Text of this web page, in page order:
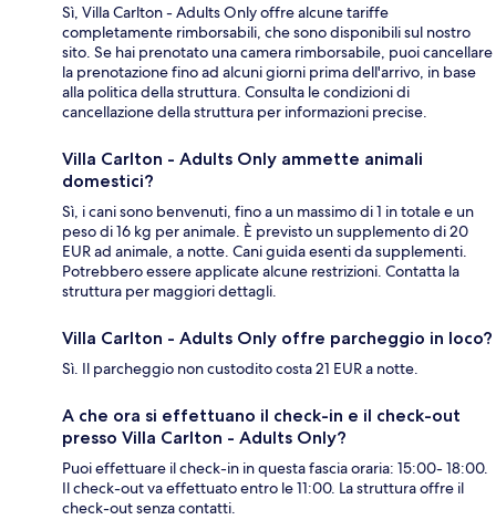
Sì, Villa Carlton - Adults Only offre alcune tariffe
completamente rimborsabili, che sono disponibili sul nostro
sito. Se hai prenotato una camera rimborsabile, puoi cancellare
la prenotazione fino ad alcuni giorni prima dell'arrivo, in base
alla politica della struttura. Consulta le condizioni di
cancellazione della struttura per informazioni precise.
Villa Carlton - Adults Only ammette animali
domestici?
Sì, i cani sono benvenuti, fino a un massimo di 1 in totale e un
peso di 16 kg per animale. È previsto un supplemento di 20
EUR ad animale, a notte. Cani guida esenti da supplementi.
Potrebbero essere applicate alcune restrizioni. Contatta la
struttura per maggiori dettagli.
Villa Carlton - Adults Only offre parcheggio in loco?
Sì. Il parcheggio non custodito costa 21 EUR a notte.
A che ora si effettuano il check-in e il check-out
presso Villa Carlton - Adults Only?
Puoi effettuare il check-in in questa fascia oraria: 15:00- 18:00.
Il check-out va effettuato entro le 11:00. La struttura offre il
check-out senza contatti.